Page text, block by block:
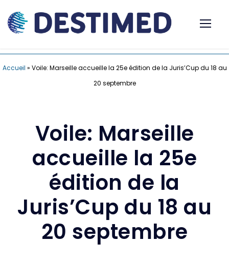
Accueil » Voile: Marseille accueille la 25e édition de la Juris’Cup du 18 au
20 septembre
Voile: Marseille
accueille la 25e
édition de la
Juris’Cup du 18 au
20 septembre